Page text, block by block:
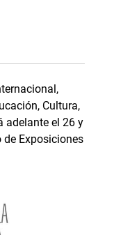
Cultura,
adelante el 26 y
de Exposiciones